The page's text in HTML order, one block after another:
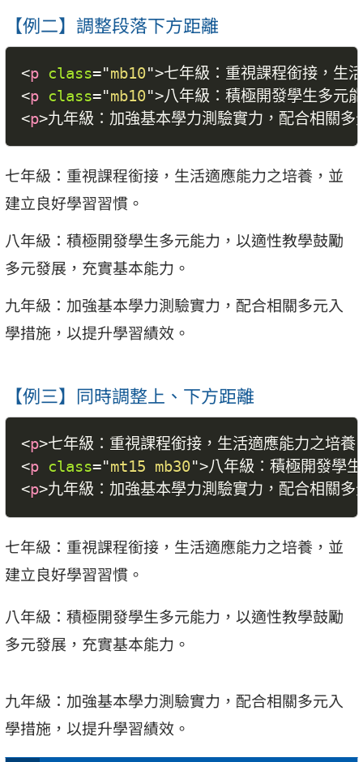
【例二】調整段落下方距離
<p class="mb10">七年級：重視課程銜接，生
<p class="mb10">八年級：積極開發學生多元
<p>九年級：加強基本學力測驗實力，配合相關
七年級：重視課程銜接，生活適應能力之培養，並
建立良好學習習慣。
八年級：積極開發學生多元能力，以適性教學鼓勵
多元發展，充實基本能力。
九年級：加強基本學力測驗實力，配合相關多元入
學措施，以提升學習績效。
【例三】同時調整上、下方距離
<p>七年級：重視課程銜接，生活適應能力之培
<p class="mt15 mb30">八年級：積極開發學
<p>九年級：加強基本學力測驗實力，配合相關
七年級：重視課程銜接，生活適應能力之培養，並
建立良好學習習慣。
八年級：積極開發學生多元能力，以適性教學鼓勵
多元發展，充實基本能力。
九年級：加強基本學力測驗實力，配合相關多元入
學措施，以提升學習績效。